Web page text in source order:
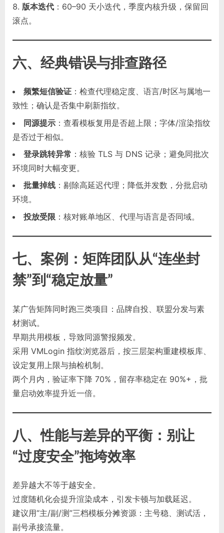
版本迭代 ：60–90 天小迭代，季度内核升级，保留回
滚点。
六、经典错误与排查路径
频繁短信验证 ：检查代理稳定度、语言/时区与属地一
致性；确认是否集中刷新指纹。
同源提示 ：查看模板复用是否超上限；字体/渲染指纹
是否过于相似。
登录跳转异常 ：核验 TLS 与 DNS 记录；避免同批次
环境同时大幅变更。
批量掉线 ：剔除高延迟代理；降低并发数，分批启动
环境。
投放受限 ：核对账单地区、代理与语言是否同域。
七、案例：矩阵团队从“连坐封
禁”到“稳定放量”
某广告矩阵同时跑三类项目：品牌自投、联盟分发与素
材测试。
早期共用模板，导致同源警报频发。
采用 VMLogin 指纹浏览器后，按三层架构重建模板库、
设定复用上限与抽检机制。
两个月内，验证率下降 70%，留存率稳定在 90%+，批
量启动效率提升近一倍。
八、性能与差异的平衡：别让
“过度安全”拖垮效率
差异越大不等于越安全。
过度随机化会提升渲染成本，引发卡顿与加载延迟。
建议用“主/副/测”三档模板分摊资源：主号稳、测试活，
副号承接流量。